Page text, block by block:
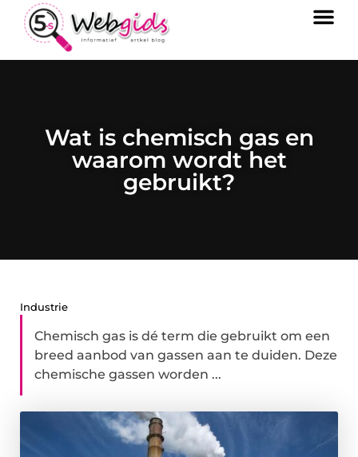
Wat is chemisch gas en
waarom wordt het
gebruikt?
Industrie
Chemisch gas is dé term die gebruikt om een
breed aanbod van gassen aan te duiden. Deze
chemische gassen worden ...